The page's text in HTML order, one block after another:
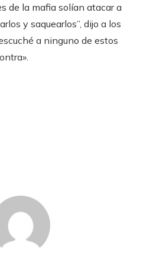
de la mafia solían atacar a
y saquearlos”, dijo a los
a ninguno de estos